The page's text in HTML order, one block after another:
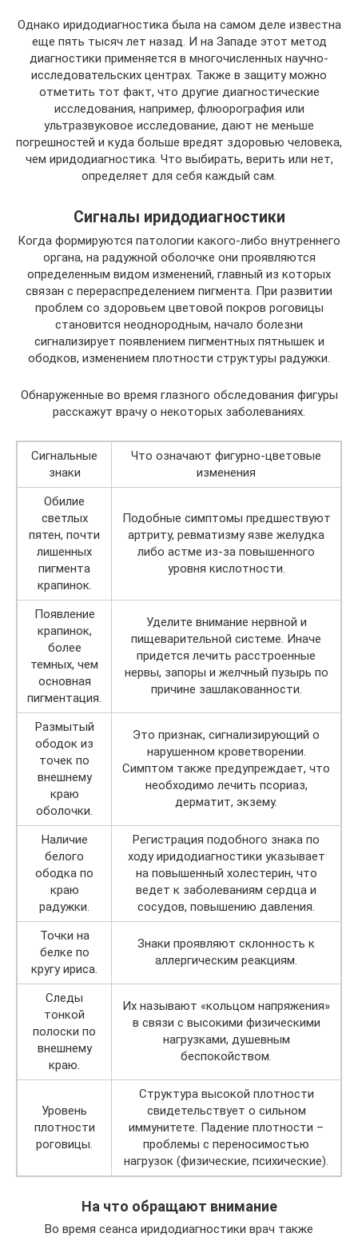
Однако иридодиагностика была на самом деле известна
еще пять тысяч лет назад. И на Западе этот метод
диагностики применяется в многочисленных научно-
исследовательских центрах. Также в защиту можно
отметить тот факт, что другие диагностические
исследования, например, флюорография или
ультразвуковое исследование, дают не меньше
погрешностей и куда больше вредят здоровью человека,
чем иридодиагностика. Что выбирать, верить или нет,
определяет для себя каждый сам.
Сигналы иридодиагностики
Когда формируются патологии какого-либо внутреннего
органа, на радужной оболочке они проявляются
определенным видом изменений, главный из которых
связан с перераспределением пигмента. При развитии
проблем со здоровьем цветовой покров роговицы
становится неоднородным, начало болезни
сигнализирует появлением пигментных пятнышек и
ободков, изменением плотности структуры радужки.
Обнаруженные во время глазного обследования фигуры
расскажут врачу о некоторых заболеваниях.
Сигнальные
знаки
Что означают фигурно-цветовые
изменения
Обилие
светлых
пятен, почти
лишенных
пигмента
крапинок.
Подобные симптомы предшествуют
артриту, ревматизму язве желудка
либо астме из-за повышенного
уровня кислотности.
Появление
крапинок,
более
темных, чем
основная
пигментация.
Уделите внимание нервной и
пищеварительной системе. Иначе
придется лечить расстроенные
нервы, запоры и желчный пузырь по
причине зашлакованности.
Размытый
ободок из
точек по
внешнему
краю
оболочки.
Это признак, сигнализирующий о
нарушенном кроветворении.
Симптом также предупреждает, что
необходимо лечить псориаз,
дерматит, экзему.
Наличие
белого
ободка по
краю
радужки.
Регистрация подобного знака по
ходу иридодиагностики указывает
на повышенный холестерин, что
ведет к заболеваниям сердца и
сосудов, повышению давления.
Точки на
белке по
кругу ириса.
Знаки проявляют склонность к
аллергическим реакциям.
Следы
тонкой
полоски по
внешнему
краю.
Их называют «кольцом напряжения»
в связи с высокими физическими
нагрузками, душевным
беспокойством.
Уровень
плотности
роговицы.
Структура высокой плотности
свидетельствует о сильном
иммунитете. Падение плотности –
проблемы с переносимостью
нагрузок (физические, психические).
На что обращают внимание
Во время сеанса иридодиагностики врач также